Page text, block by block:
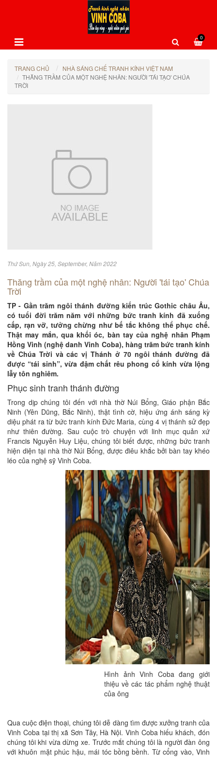
0
TRANG CHỦ
NHÀ SÁNG CHẾ TRANH KÍNH VIỆT NAM
THĂNG TRẦM CỦA MỘT NGHỆ NHÂN: NGƯỜI 'TÁI TẠO' CHÚA
TRỜI
Thứ Sun, Ngày 25, September, Năm 2022
Thăng trầm của một nghệ nhân: Người 'tái tạo' Chúa
Trời
TP - Gần trăm ngôi thánh đường kiến trúc Gothic châu Âu,
có tuổi đời trăm năm với những bức tranh kính đã xuống
cấp, rạn vỡ, tưởng chừng như bế tắc không thể phục chế.
Thật may mắn, qua khối óc, bàn tay của nghệ nhân Phạm
Hồng Vinh (nghệ danh Vinh Coba), hàng trăm bức tranh kính
về Chúa Trời và các vị Thánh ở 70 ngôi thánh đường đã
được “tái sinh”, vừa đậm chất rêu phong cổ kính vừa lộng
lẫy tôn nghiêm.
Phục sinh tranh thánh đường
Trong dịp chúng tôi đến với nhà thờ Núi Bổng, Giáo phận Bắc
Ninh (Yên Dũng, Bắc Ninh), thật tình cờ, hiệu ứng ánh sáng kỳ
diệu phát ra từ bức tranh kính Đức Maria, cùng 4 vị thánh sử đẹp
như thiên đường. Sau cuộc trò chuyện với linh mục quản xứ
Francis Nguyễn Huy Liệu, chúng tôi biết được, những bức tranh
hiện diện tại nhà thờ Núi Bổng, được điêu khắc bởi bàn tay khéo
léo của nghệ sỹ Vinh Coba.
Hình ảnh Vinh Coba đang giới
thiệu về các tác phẩm nghệ thuật
của ông
Qua cuộc điện thoại, chúng tôi dễ dàng tìm được xưởng tranh của
Vinh Coba tại thị xã Sơn Tây, Hà Nội. Vinh Coba hiếu khách, đón
chúng tôi khi vừa dừng xe. Trước mắt chúng tôi là người đàn ông
với khuôn mặt phúc hậu, mái tóc bồng bềnh. Từ cổng vào, Vinh